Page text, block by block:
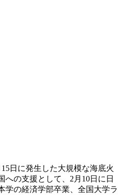
日に発生した大規模な海底火
への支援として、2月10日に日
学の経済学部卒業、全国大学ラ